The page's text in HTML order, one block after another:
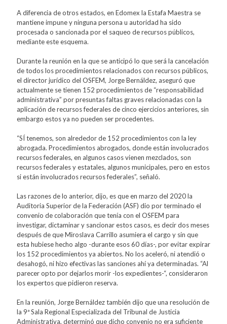
A diferencia de otros estados, en Edomex la Estafa Maestra se
mantiene impune y ninguna persona u autoridad ha sido
procesada o sancionada por el saqueo de recursos públicos,
mediante este esquema.
Durante la reunión en la que se anticipó lo que será la cancelación
de todos los procedimientos relacionados con recursos públicos,
el director jurídico del OSFEM, Jorge Bernáldez, aseguró que
actualmente se tienen 152 procedimientos de “responsabilidad
administrativa” por presuntas faltas graves relacionadas con la
aplicación de recursos federales de cinco ejercicios anteriores, sin
embargo estos ya no pueden ser procedentes.
“SÍ tenemos, son alrededor de 152 procedimientos con la ley
abrogada. Procedimientos abrogados, donde están involucrados
recursos federales, en algunos casos vienen mezclados, son
recursos federales y estatales, algunos municipales, pero en estos
si están involucrados recursos federales”, señaló.
Las razones de lo anterior, dijo, es que en marzo del 2020 la
Auditoria Superior de la Federación (ASF) dio por terminado el
convenio de colaboración que tenía con el OSFEM para
investigar, dictaminar y sancionar estos casos, es decir dos meses
después de que Miroslava Carrillo asumiera el cargo y sin que
esta hubiese hecho algo -durante esos 60 días-, por evitar expirar
los 152 procedimientos ya abiertos. No los aceleró, ni atendió o
desahogó, ni hizo efectivas las sanciones ahí ya determinadas. “Al
parecer opto por dejarlos morir -los expedientes-“, consideraron
los expertos que pidieron reserva.
En la reunión, Jorge Bernáldez también dijo que una resolución de
la 9ª Sala Regional Especializada del Tribunal de Justicia
Administrativa, determinó que dicho convenio no era suficiente